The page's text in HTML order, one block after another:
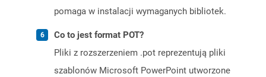
pomaga w instalacji wymaganych bibliotek.
Co to jest format POT?
Pliki z rozszerzeniem .pot reprezentują pliki
szablonów Microsoft PowerPoint utworzone